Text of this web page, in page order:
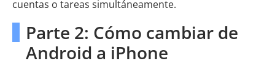
cuentas o tareas simultáneamente.
Parte 2: Cómo cambiar de
Android a iPhone